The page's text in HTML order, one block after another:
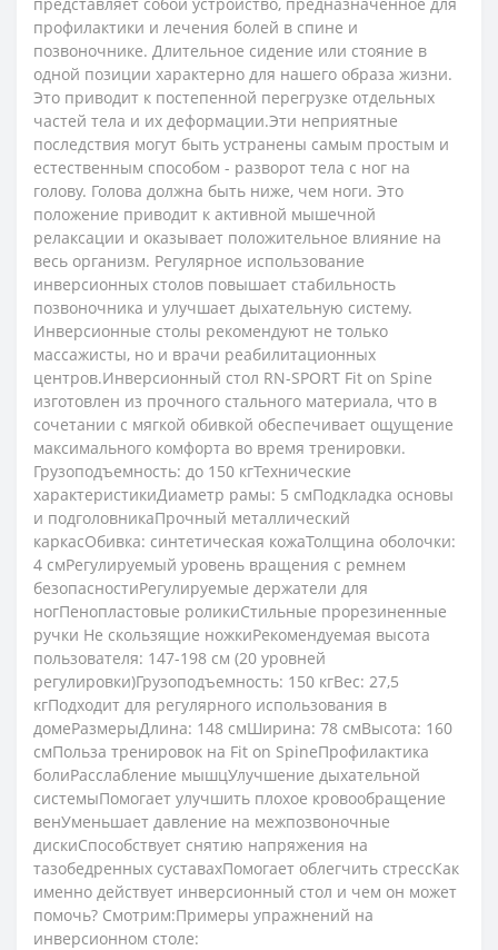
профилактики и лечения болей в спине и
позвоночнике. Длительное сидение или стояние в
одной позиции характерно для нашего образа жизни.
Это приводит к постепенной перегрузке отдельных
частей тела и их деформации.Эти неприятные
последствия могут быть устранены самым простым и
естественным способом - разворот тела с ног на
голову. Голова должна быть ниже, чем ноги. Это
положение приводит к активной мышечной
релаксации и оказывает положительное влияние на
весь организм. Регулярное использование
инверсионных столов повышает стабильность
позвоночника и улучшает дыхательную систему.
Инверсионные столы рекомендуют не только
массажисты, но и врачи реабилитационных
центров.Инверсионный стол RN-SPORT Fit on Spine
изготовлен из прочного стального материала, что в
сочетании с мягкой обивкой обеспечивает ощущение
максимального комфорта во время тренировки.
Грузоподъемность: до 150 кгТехнические
характеристикиДиаметр рамы: 5 смПодкладка основы
и подголовникаПрочный металлический
каркасОбивка: синтетическая кожаТолщина оболочки:
4 смРегулируемый уровень вращения с ремнем
безопасностиРегулируемые держатели для
ногПенопластовые роликиСтильные прорезиненные
ручки Не скользящие ножкиРекомендуемая высота
пользователя: 147-198 см (20 уровней
регулировки)Грузоподъемность: 150 кгВес: 27,5
кгПодходит для регулярного использования в
домеРазмерыДлина: 148 смШирина: 78 смВысота: 160
смПольза тренировок на Fit on SpineПрофилактика
болиРасслабление мышцУлучшение дыхательной
системыПомогает улучшить плохое кровообращение
венУменьшает давление на межпозвоночные
дискиСпособствует снятию напряжения на
тазобедренных суставахПомогает облегчить стрессКак
именно действует инверсионный стол и чем он может
помочь? Смотрим:Примеры упражнений на
инверсионном столе: